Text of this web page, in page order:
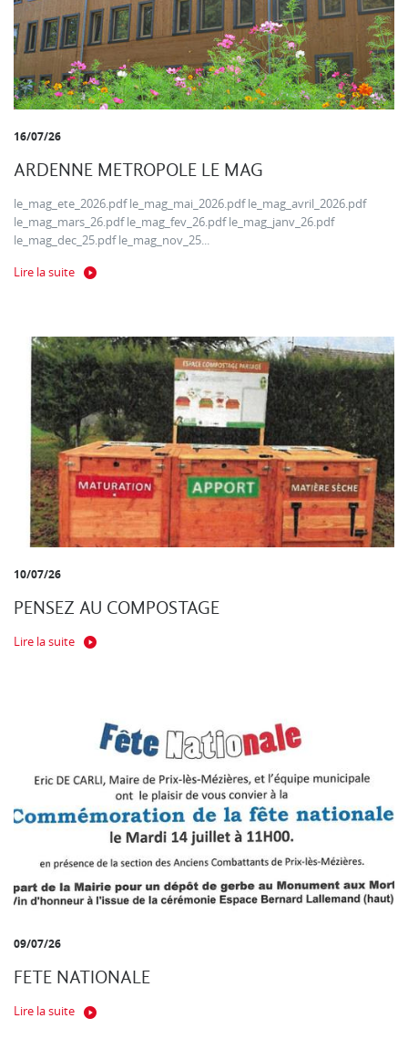
16/07/26
ARDENNE METROPOLE LE MAG
le_mag_ete_2026.pdf le_mag_mai_2026.pdf le_mag_avril_2026.pdf
le_mag_mars_26.pdf le_mag_fev_26.pdf le_mag_janv_26.pdf
le_mag_dec_25.pdf le_mag_nov_25...
Lire la suite
10/07/26
PENSEZ AU COMPOSTAGE
Lire la suite
09/07/26
FETE NATIONALE
Lire la suite